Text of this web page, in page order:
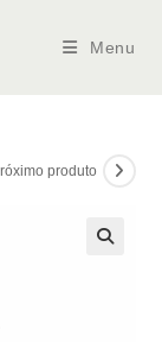
Menu
produto